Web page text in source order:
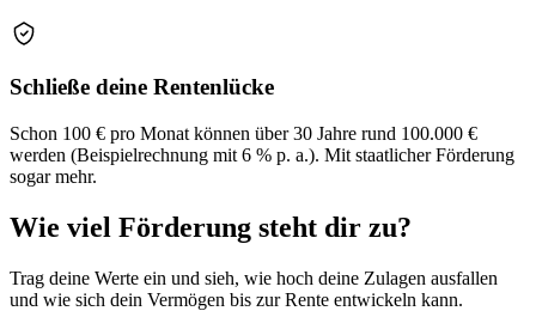
Schließe deine Rentenlücke
Schon 100 € pro Monat können über 30 Jahre rund 100.000 €
werden (Beispielrechnung mit 6 % p. a.). Mit staatlicher Förderung
sogar mehr.
Wie viel Förderung steht dir zu?
Trag deine Werte ein und sieh, wie hoch deine Zulagen ausfallen
und wie sich dein Vermögen bis zur Rente entwickeln kann.